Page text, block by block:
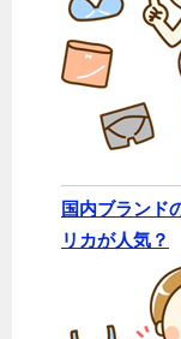
国内ブランド
リカが人気？